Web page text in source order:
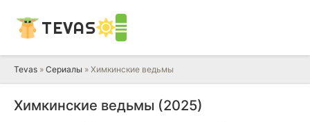
TEVAS
Tevas » Сериалы » Химкинские ведьмы
Химкинские ведьмы (2025)